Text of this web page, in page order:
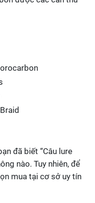
đã biết “Câu lure
nào. Tuy nhiên, để
mua tại cơ sở uy tín